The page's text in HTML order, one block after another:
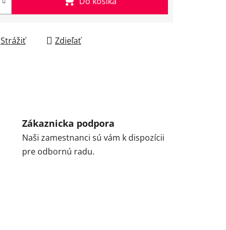
Strážiť Zdieľať
Zákaznicka podpora
Naši zamestnanci sú vám k dispozícii
pre odbornú radu.